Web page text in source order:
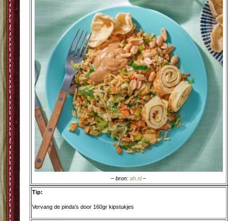
– bron:ah.nl–
Tip:
Vervang de pinda’s door 160gr kipstukjes